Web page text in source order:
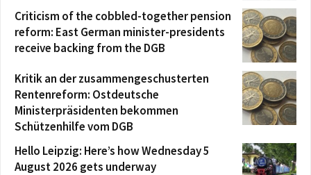
Criticism of the cobbled-together pension
reform: East German minister-presidents
receive backing from the DGB
Kritik an der zusammengeschusterten
Rentenreform: Ostdeutsche
Ministerpräsidenten bekommen
Schützenhilfe vom DGB
Hello Leipzig: Here’s how Wednesday 5
August 2026 gets underway